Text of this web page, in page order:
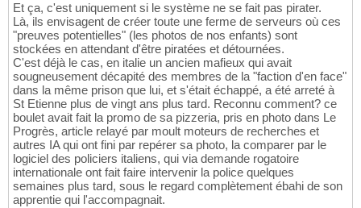
Et ça, c'est uniquement si le système ne se fait pas pirater.
Là, ils envisagent de créer toute une ferme de serveurs où ces
"preuves potentielles" (les photos de nos enfants) sont
stockées en attendant d'être piratées et détournées.
C'est déjà le cas, en italie un ancien mafieux qui avait
sougneusement décapité des membres de la "faction d'en face"
dans la même prison que lui, et s'était échappé, a été arreté à
St Etienne plus de vingt ans plus tard. Reconnu comment? ce
boulet avait fait la promo de sa pizzeria, pris en photo dans Le
Progrès, article relayé par moult moteurs de recherches et
autres IA qui ont fini par repérer sa photo, la comparer par le
logiciel des policiers italiens, qui via demande rogatoire
internationale ont fait faire intervenir la police quelques
semaines plus tard, sous le regard complètement ébahi de son
apprentie qui l'accompagnait.